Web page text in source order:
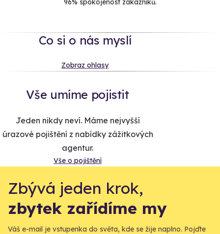
96% spokojenost zákazníků.
Co si o nás myslí
Zobraz ohlasy
Vše umíme pojistit
Jeden nikdy neví. Máme nejvyšší
úrazové pojištění z nabídky zážitkových
agentur.
Vše o pojištění
Zbývá jeden krok,
zbytek zařídíme my
Váš e-mail je vstupenka do světa, kde se žije naplno. Pojďte